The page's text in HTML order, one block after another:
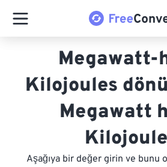
Megawatt-
Kilojoules
Megawatt
Aşağıya bir değer girin ve bunu